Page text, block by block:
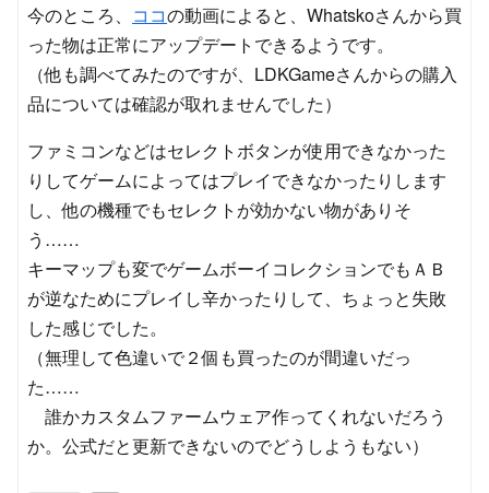
今のところ、 ココの動画によると、Whatskoさんから買
った物は正常にアップデートできるようです。
（他も調べてみたのですが、LDKGameさんからの購入
品については確認が取れませんでした）
ファミコンなどはセレクトボタンが使用できなかった
りしてゲームによってはプレイできなかったりします
し、他の機種でもセレクトが効かない物がありそ
う……
キーマップも変でゲームボーイコレクションでもＡＢ
が逆なためにプレイし辛かったりして、ちょっと失敗
した感じでした。
（無理して色違いで２個も買ったのが間違いだっ
た……
誰かカスタムファームウェア作ってくれないだろう
か。公式だと更新できないのでどうしようもない）